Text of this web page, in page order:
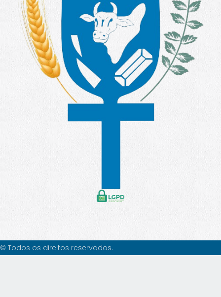
© Todos os direitos reservados.